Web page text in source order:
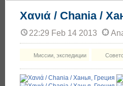
Χανιά / Chania /
22:29 Feb 14 2013
Миссии, экспедиции